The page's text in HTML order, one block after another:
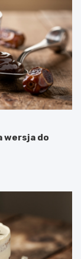
wersja do